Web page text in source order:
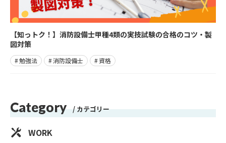
【知っトク！】消防設備士甲種4類の実技試験の合格のコツ・製
図対策
勉強法 消防設備士 資格
Category カテゴリー
WORK